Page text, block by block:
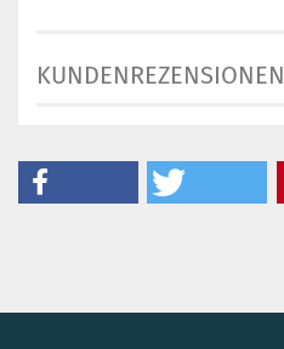
KUNDENREZENSIONEN